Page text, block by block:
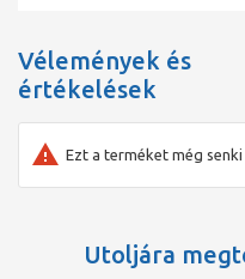
Vélemények és
értékelések
Ezt a terméket még
Utoljára